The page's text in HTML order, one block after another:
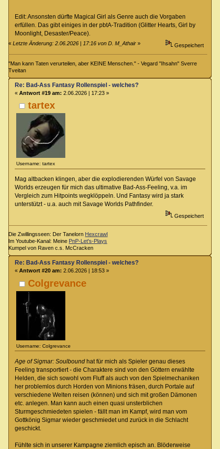
Edit: Ansonsten dürfte Magical Girl als Genre auch die Vorgaben
erfüllen. Das gibt einiges in der pbtA-Tradition (Glitter Hearts, Girl by
Moonlight, Desaster/Peace).
«Letzte Änderung: 2.06.2026 | 17:16 von D. M_Athair » Gespeichert
"Man kann Taten verurteilen, aber KEINE Menschen." - Vegard "Ihsahn" Sverre
Tveitan
tartex
Username: tartex
Re: Bad-Ass Fantasy Rollenspiel - welches?
« Antwort #19 am: 2.06.2026 | 17:23 »
Mag altbacken klingen, aber die explodierenden Würfel von Savage
Worlds erzeugen für mich das ultimative Bad-Ass-Feeling, v.a. im
Vergleich zum Hitpoints wegklöppeln. Und Fantasy wird ja stark
unterstützt - u.a. auch mit Savage Worlds Pathfinder.
Gespeichert
Die Zwillingsseen: Der Tanelorn Hexcrawl
Im Youtube-Kanal: Meine PnP-Let's-Plays
Kumpel von Raven c.s. McCracken
Colgrevance
Username: Colgrevance
Re: Bad-Ass Fantasy Rollenspiel - welches?
« Antwort #20 am: 2.06.2026 | 18:53 »
Age of Sigmar: Soulboundhat für mich als Spieler genau dieses
Feeling transportiert - die Charaktere sind von den Göttern erwählte
Helden, die sich sowohl vom Fluff als auch von den Spielmechaniken
her problemlos durch Horden von Minions fräsen, durch Portale auf
verschiedene Welten reisen (können) und sich mit großen Dämonen
etc. anlegen. Man kann auch einen quasi unsterblichen
Sturmgeschmiedeten spielen - fällt man im Kampf, wird man vom
Gottkönig Sigmar wieder geschmiedet und zurück in die Schlacht
geschickt.
Fühlte sich in unserer Kampagne ziemlich episch an. Blöderweise